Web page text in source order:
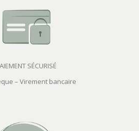
SÉCURISÉ
– Virement bancaire